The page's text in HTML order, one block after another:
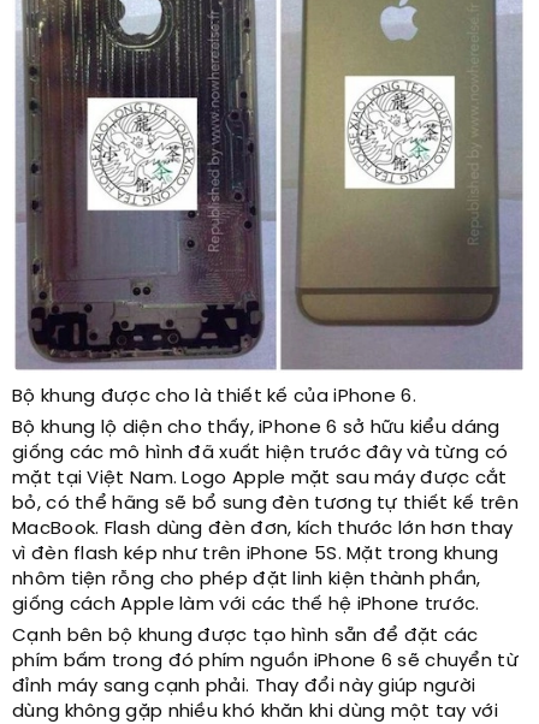
Bộ khung được cho là thiết kế của iPhone 6.
Bộ khung lộ diện cho thấy, iPhone 6 sở hữu kiểu dáng
giống các mô hình đã xuất hiện trước đây và từng có
mặt tại Việt Nam. Logo Apple mặt sau máy được cắt
bỏ, có thể hãng sẽ bổ sung đèn tương tự thiết kế trên
MacBook. Flash dùng đèn đơn, kích thước lớn hơn thay
vì đèn flash kép như trên iPhone 5S. Mặt trong khung
nhôm tiện rỗng cho phép đặt linh kiện thành phần,
giống cách Apple làm với các thế hệ iPhone trước.
Cạnh bên bộ khung được tạo hình sẵn để đặt các
phím bấm trong đó phím nguồn iPhone 6 sẽ chuyển từ
đỉnh máy sang cạnh phải. Thay đổi này giúp người
dùng không gặp nhiều khó khăn khi dùng một tay với